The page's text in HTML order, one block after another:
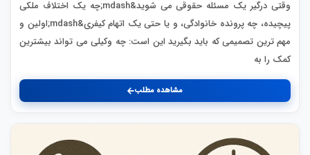
وقتی درگیر یک مسئله حقوقی می شوید&mdash;چه یک اختلاف ملکی
پیچیده، چه پرونده خانوادگی، و یا حتی یک اتهام کیفری&mdash;اولین و
مهم ترین تصمیمی که باید بگیرید این است: چه وکیلی می تواند بیشترین
کمک را به
مشاهده مطلب